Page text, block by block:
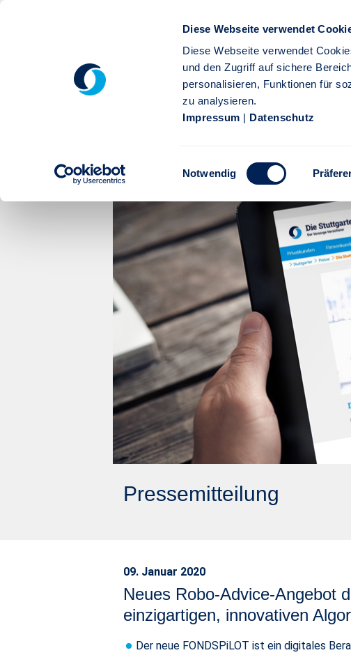
Diese Webseite verwendet
Diese Webseite verwendet
und den Zugriff auf sichere
personalisieren, Funktionen für
zu analysieren.
Impressum | Datenschutz
Einwilligungsauswahl
Notwendig
Firmenkunden Service Karriere
FONDSPiLOT - Stuttgarter
Pressemitteilung
09. Januar 2020
Neues Robo-Advice-Angebot
einzigartigen, innovativen
Der neue FONDSPiLOT ist ein digitales